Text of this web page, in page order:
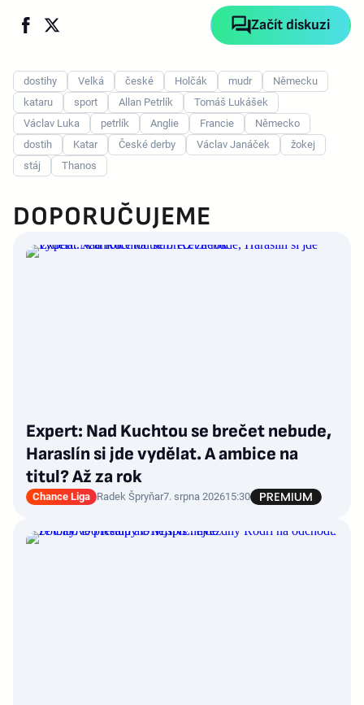
Začít diskuzi
dostihy Velká české Holčák mudr
Německu
kataru
sport Allan Petrlík
Tomáš Lukášek
Václav Luka
petrlík Anglie Francie
Německo
dostih
Katar České derby Václav Janáček
žokej
stáj
Thanos
DOPORUČUJEME
Expert: Nad Kuchtou se brečet nebude,
Haraslín si jde vydělat. A ambice na
titul? Až za rok
Chance Liga Radek Špryňar7. srpna 202615:30